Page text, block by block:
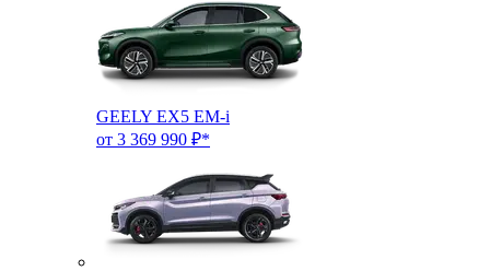
GEELY EX5 EM-i
от 3 369 990 ₽*